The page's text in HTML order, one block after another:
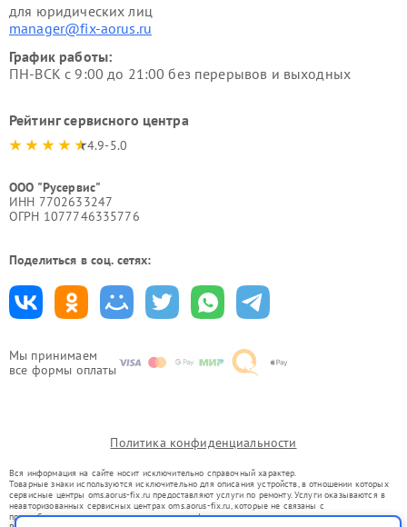
Мы принимаем
все формы оплаты
для юридических лиц
manager@fix-aorus.ru
График работы:
ПН-ВСК с 9:00 до 21:00 без перерывов и выходных
Рейтинг сервисного центра
4.9-5.0
ООО "Русервис"
ИНН 7702633247
ОГРН 1077746335776
Поделиться в соц. сетях:
Политика конфиденциальности
Вся информация на сайте носит исключительно справочный характер.
Товарные знаки используются исключительно для описания устройств, в отношении которых
сервисные центры oms.aorus-fix.ru предоставляют услуги по ремонту. Услуги оказываются в
неавторизованных сервисных центрах oms.aorus-fix.ru, которые не связаны с
правообладателями товарных знаков или их официальными представителями.